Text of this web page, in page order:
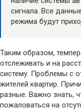
сигнала. Все
режима будут
Таким образом,
отслеживать и на
систему. Проблемы с
жителей квартир.
разные. Важно знать,
пожаловаться на